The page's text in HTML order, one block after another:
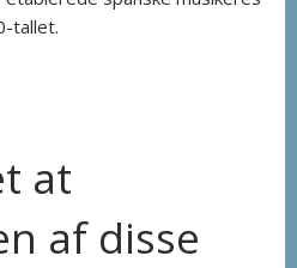
tallet.
at
af disse